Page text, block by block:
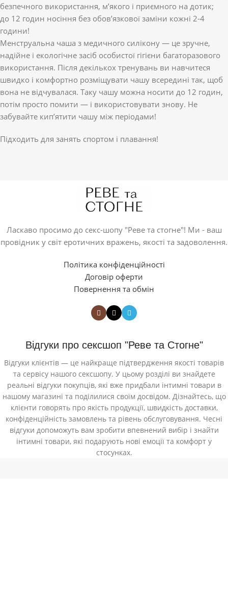
безпечного використання, м’якого і приємного на дотик;
до 12 годин носіння без обов’язкової заміни кожні 2-4
години!
Менструальна чаша з медичного силікону — це зручне,
надійне і екологічне засіб особистої гігієни багаторазового
використання. Після декількох тренувань ви навчитеся
швидко і комфортно розміщувати чашу всередині так, щоб
вона не відчувалася. Таку чашу можна носити до 12 годин,
потім просто помити — і використовувати знову. Не
забувайте кип’ятити чашу між періодами!
Підходить для занять спортом і плавання!
Ласкаво просимо до секс-шопу "Реве та стогне"! Ми - ваш
провідник у світ еротичних вражень, якості та задоволення.
Політика конфіденційності
Договір оферти
Повернення та обмін
Відгуки про сексшоп "Реве та Стогне"
Відгуки клієнтів — це найкраще підтвердження якості товарів
та сервісу нашого сексшопу. У цьому розділі ви знайдете
реальні відгуки покупців, які вже придбали інтимні товари в
нашому магазині та поділилися своїм досвідом. Дізнайтесь, що
клієнти говорять про якість продукції, швидкість доставки,
конфіденційність замовлень та рівень обслуговування. Чесні
відгуки допоможуть вам зробити впевнений вибір і знайти
інтимні товари, які подарують нові емоції та комфорт у
стосунках.